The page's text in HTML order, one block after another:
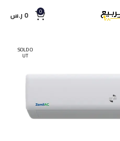
0
0 ر.س
SOLD O
UT